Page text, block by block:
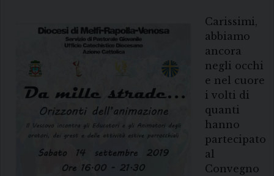
Carissimi,
abbiamo
ancora
negli occhi
e nel cuore
i volti di
quanti
hanno
partecipato
al
Convegno